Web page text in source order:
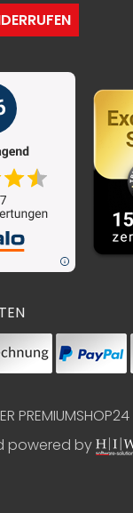
PREMIUMSHOP24
powered by